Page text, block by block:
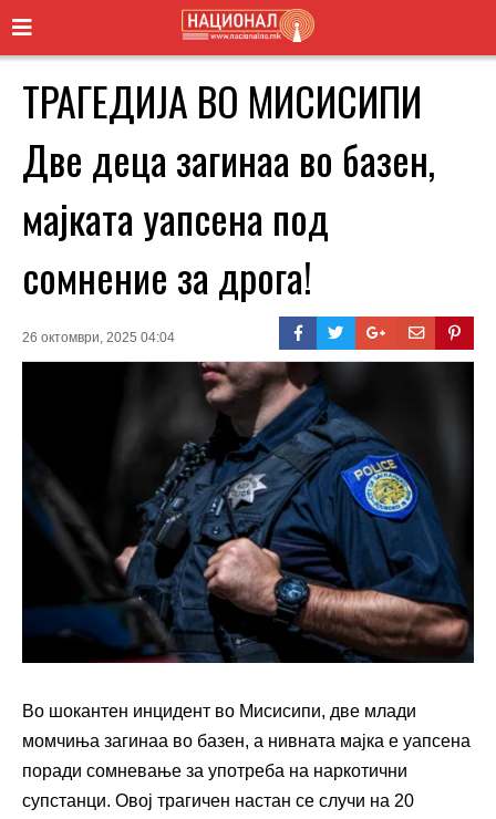
ТРАГЕДИЈА ВО МИСИСИПИ
Две деца загинаа во базен,
мајката уапсена под
сомнение за дрога!
26 октомври, 2025 04:04
Во шокантен инцидент во Мисисипи, две млади
момчиња загинаа во базен, а нивната мајка е уапсена
поради сомневање за употреба на наркотични
супстанци. Овој трагичен настан се случи на 20